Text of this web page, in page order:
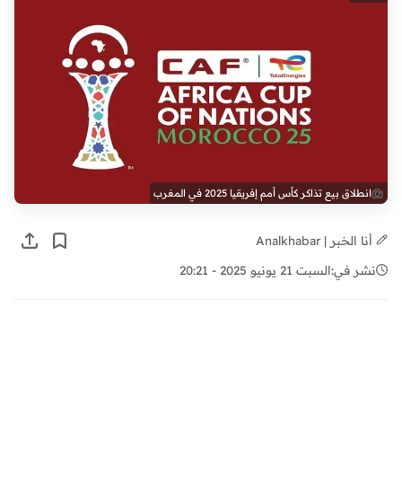
انطلاق بيع تذاكر كأس أمم إفريقيا 2025 في المغرب
أنا الخبر | Analkhabar
نشر في:السبت 21 يونيو 2025 - 20:21